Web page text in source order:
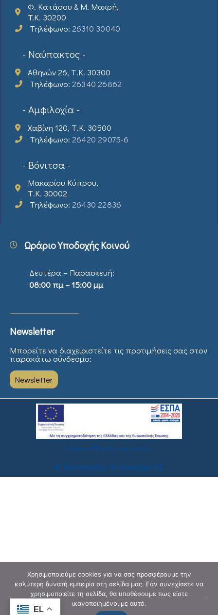
Φ. Κατάσου & Μ. Μακρή,
T.K. 30200
Τηλέφωνο: 26310 30040
- Ναύπακτος -
Αθηνών 26, Τ.Κ. 30300
Τηλέφωνο: 26340 26862
- Αμφιλοχία -
Χαβίνη 120, Τ.Κ. 30500
Τηλέφωνο: 26420 29075-6
- Βόνιτσα -
Μακαρίου Κύπρου,
Τ.Κ. 30002
Τηλέφωνο: 26430 22836
Ωράριο Υποδοχής Κοινού
Δευτέρα – Παρασκευή:
08:00 πμ – 15:00 μμ
Newsletter
Μπορείτε να διαχειριστείτε τις προτιμήσεις σας στον
παρακάτω σύνδεσμο:
Newsletter
Δήλωση Προσβασιμότητας
© Powered by Knowledge AE
EL
Χρησιμοποιούμε cookies για να σας προσφέρουμε την
καλύτερη δυνατή εμπειρία στη σελίδα μας. Εάν συνεχίσετε να
χρησιμοποιείτε τη σελίδα, θα υποθέσουμε πως είστε
ικανοποιημένοι με αυτό.